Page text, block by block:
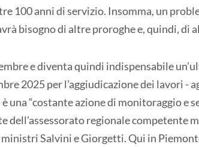
100 anni di servizio. Insomma, un
bisogno di altre proroghe e, quindi, di
e diventa quindi indispensabile
2025 per l’aggiudicazione dei lavori -
una “costante azione di monitoraggio e
dell’assessorato regionale competente
ministri Salvini e Giorgetti. Qui in